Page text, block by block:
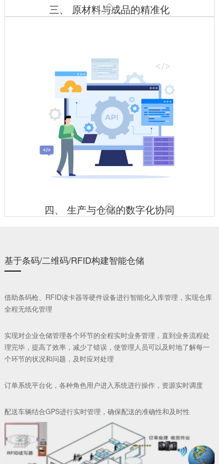
三、 原材料与成品的精准化

动态库存优化
四、 生产与仓储的数字化协同

CNC机床加装物联网盒子，缺料自动触发AGV送料
应急响应机制
紧急订单自动计算缺料情况，生成替代方案
基于条码/二维码/RFID构建智能仓储
借助条码枪、RFID读卡器等硬件设备进行智能化入库管理，实现仓库
全程无纸化管理
实现对企业仓储管理各个环节的全程实时业务管理，直到业务流程处
理完毕，提高了效率，减少了错误，使管理人员可以及时地了解每一
个环节的状况和问题，及时应对处理
订单系统平台化，各种角色用户进入系统进行操作，资源实时调度
配送车辆结合GPS进行实时管理，确保配送的准确性和及时性